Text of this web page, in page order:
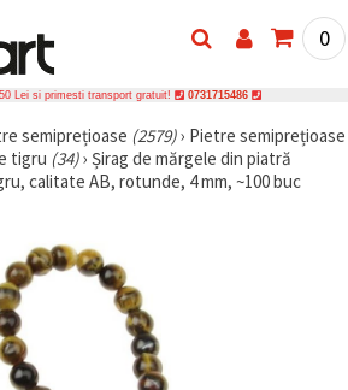
0
Lei si primesti transport gratuit! 0731715486
semiprețioase (2579)› Pietre semiprețioase
tigru (34)› Șirag de mărgele din piatră
calitate AB, rotunde, 4 mm, ~100 buc